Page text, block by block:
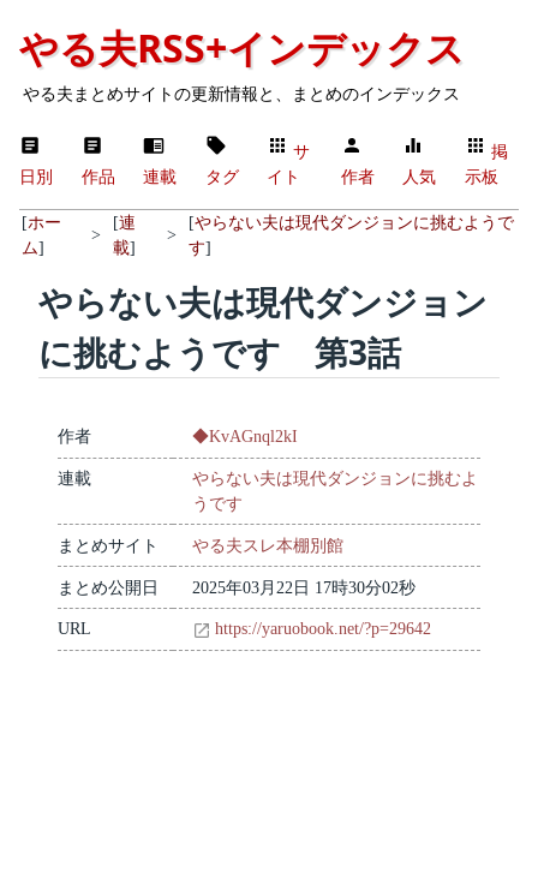
やる夫RSS+インデックス
やる夫まとめサイトの更新情報と、まとめのインデックス
日別 作品 連載 タグ
サ
イト
作者 人気
掲
示板
[ホー
ム]
>
[連
載]
>
[やらない夫は現代ダンジョンに挑むようで
す]
やらない夫は現代ダンジョン
に挑むようです 第3話
作者 ◆KvAGnql2kI
連載
やらない夫は現代ダンジョンに挑むよ
うです
まとめサイト やる夫スレ本棚別館
まとめ公開日 2025年03月22日 17時30分02秒
URL https://yaruobook.net/?p=29642